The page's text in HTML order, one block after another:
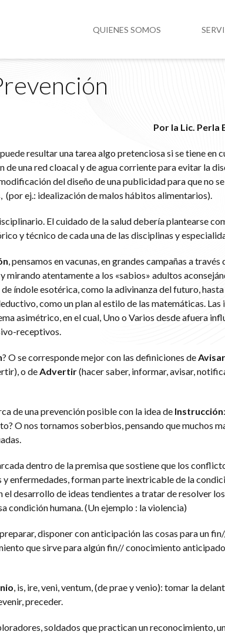
QUIENES SOMOS
Por la Lic. Perla
resultar una tarea algo pretenciosa si se tiene en
de una red cloacal y de agua corriente para evitar la
del diseño de una publicidad para que no
ej.: idealización de malos hábitos alimentarios).
El cuidado de la salud debería plantearse
y técnico de cada una de las disciplinas y
, pensamos en vacunas, en grandes campañas a través
mirando atentamente a los «sabios» adultos
índole esotérica, como la adivinanza del futuro,
como un plan al estilo de las matemáticas. Las
asimétrico, en el cual, Uno o Varios desde afuera
receptivos.
? O se corresponde mejor con las definiciones deAvisar
o deAdvertir(hacer saber, informar, avisar,
de una prevención posible con la idea de Instrucción
O nos tornamos soberbios, pensando que muchos
dentro de la premisa que sostiene que los
enfermedades, forman parte inextricable de la
el desarrollo de ideas tendientes a tratar de resolver
condición humana. (Un ejemplo : la violencia)
disponer con anticipación las cosas para un
que sirve para algún fin// conocimiento
, is, ire, veni, ventum, (de prae y venio): tomar la
preceder.
soldados que practican un reconocimiento,